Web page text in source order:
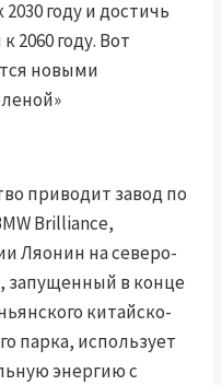
году и достичь
2060 году. Вот
новыми
приводит завод по
Brilliance,
Ляонин на северо-
запущенный в конце
китайско-
парка, использует
энергию с